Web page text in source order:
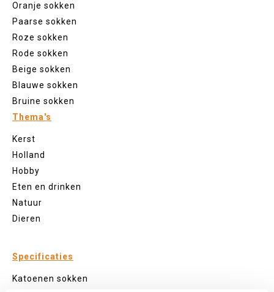
Oranje sokken
Paarse sokken
Roze sokken
Rode sokken
Beige sokken
Blauwe sokken
Bruine sokken
Thema's
Kerst
Holland
Hobby
Eten en drinken
Natuur
Dieren
Specificaties
Katoenen sokken